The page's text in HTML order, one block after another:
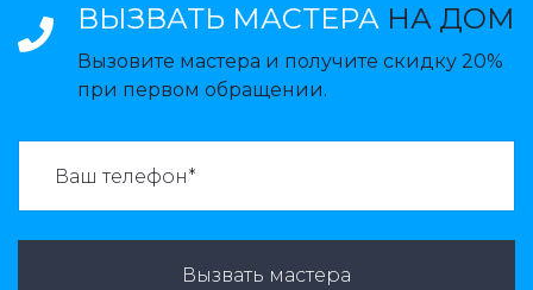
ВЫЗВАТЬ МАСТЕРА НА ДОМ
Вызовите мастера и получите скидку 20%
при первом обращении.
Вызвать мастера